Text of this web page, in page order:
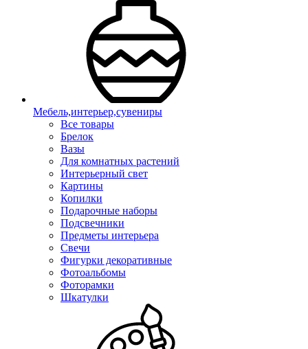
Мебель,интерьер,сувениры
Все товары
Брелок
Вазы
Для комнатных растений
Интерьерный свет
Картины
Копилки
Подарочные наборы
Подсвечники
Предметы интерьера
Свечи
Фигурки декоративные
Фотоальбомы
Фоторамки
Шкатулки